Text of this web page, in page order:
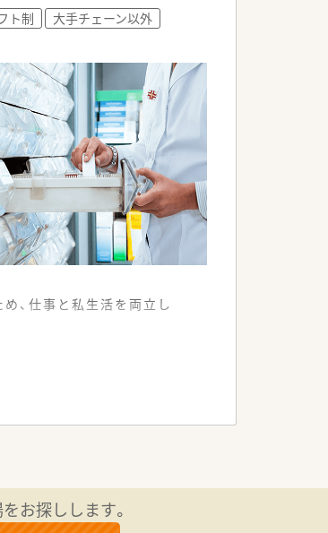
ト制
大手チェーン以外
、仕事と私生活を両立し
います。
。
。
ます。
ます。
。
お探しします。